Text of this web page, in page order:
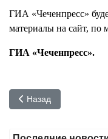
ГИА «Чеченпресс»
материалы на сайт, по
ГИА «Чеченпресс».
Предыдущий:
Назад